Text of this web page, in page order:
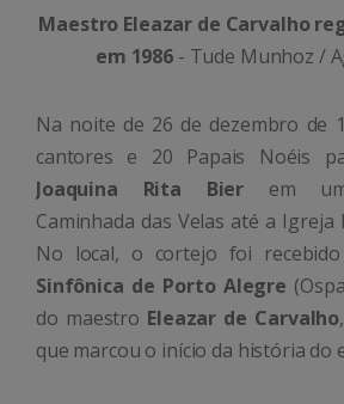
Maestro Eleazar de Carvalho
em 1986 - Tude Munhoz /
Na noite de 26 de dezembro de
cantores e 20 Papais Noéis
Joaquina Rita Bier em
Caminhada das Velas até a Igreja
No local, o cortejo foi
Sinfônica de Porto Alegre
do maestro Eleazar de Carvalho
que marcou o início da história do